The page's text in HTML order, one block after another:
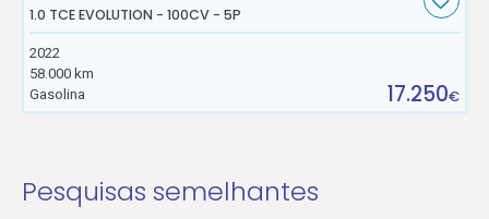
1.0 TCE EVOLUTION - 100CV - 5P
2022
58.000 km
Gasolina
17.250€
Pesquisas semelhantes